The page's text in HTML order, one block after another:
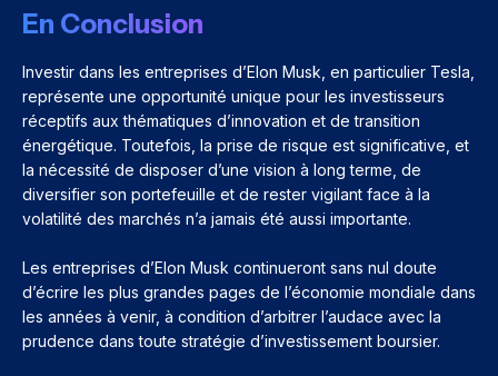
En Conclusion
Investir dans les entreprises d’Elon Musk, en particulier Tesla,
représente une opportunité unique pour les investisseurs
réceptifs aux thématiques d’innovation et de transition
énergétique. Toutefois, la prise de risque est significative, et
la nécessité de disposer d’une vision à long terme, de
diversifier son portefeuille et de rester vigilant face à la
volatilité des marchés n’a jamais été aussi importante.
Les entreprises d’Elon Musk continueront sans nul doute
d’écrire les plus grandes pages de l’économie mondiale dans
les années à venir, à condition d’arbitrer l’audace avec la
prudence dans toute stratégie d’investissement boursier.